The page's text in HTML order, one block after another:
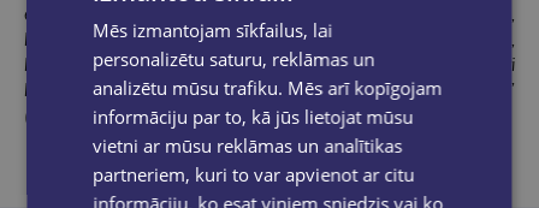
elementi padarīs to saistošu jaunākās paaudzes lasītājiem,
kuriem leģiona tematika citkārt varētu likties novecojusi. Stāsts,
kā meita meklē informāciju par tēva kara gaitām, met tiltu pāri
laikam un ļauj ar šo stāstu identificēties mūsdienu jaunietim”
(publicists Pauls Raudseps)
Mēs izmantojam sīkfailus, lai
personalizētu saturu, reklāmas un
analizētu mūsu trafiku. Mēs arī kopīgojam
informāciju par to, kā jūs lietojat mūsu
vietni ar mūsu reklāmas un analītikas
partneriem, kuri to var apvienot ar citu
informāciju, ko esat viņiem sniedzis vai ko